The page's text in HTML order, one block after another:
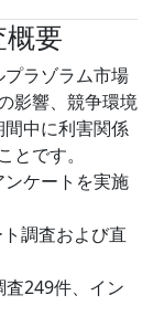
要
ラゾラム市場
影響、競争環境
中に利害関係
です。
ケートを実施
調査および直
査249件、イン